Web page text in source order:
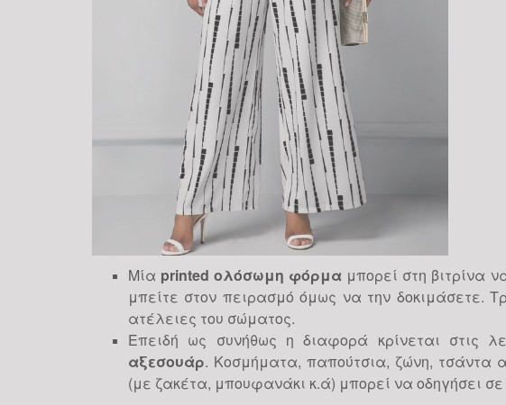
Μία printed ολόσωμη φόρμα μπορεί στη βιτρίνα
μπείτε στον πειρασμό όμως να την δοκιμάσετε.
ατέλειες του σώματος.
Επειδή ως συνήθως η διαφορά κρίνεται στις
αξεσουάρ. Κοσμήματα, παπούτσια, ζώνη, τσάντα
(με ζακέτα, μπουφανάκι κ.ά) μπορεί να οδηγήσει